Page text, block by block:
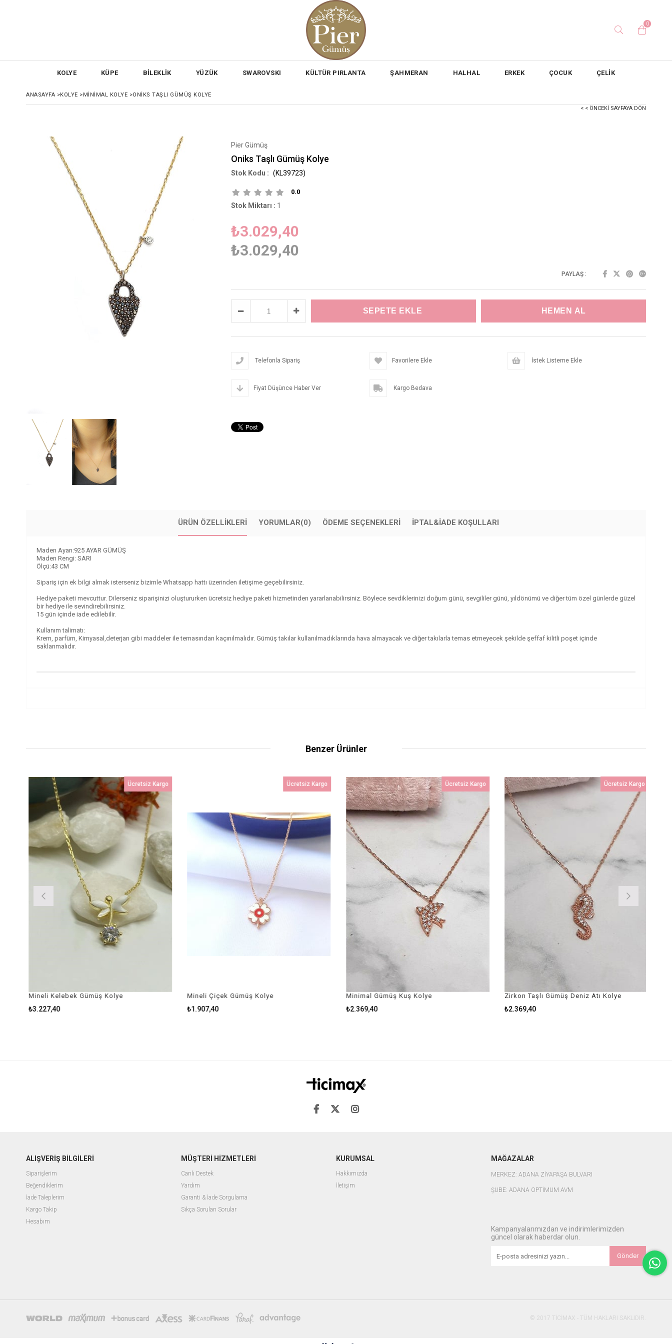
0
KOLYE KÜPE BİLEKLİK YÜZÜK SWAROVSKI KÜLTÜR PIRLANTA ŞAHMERAN HALHAL ERKEK ÇOCUK ÇELİK
ANASAYFA >KOLYE >MİNİMAL KOLYE >ONIKS TAŞLI GÜMÜŞ KOLYE
< < ÖNCEKI SAYFAYA DÖN
Pier Gümüş
Oniks Taşlı Gümüş Kolye
(KL39723)
0.0
Stok Miktarı : 1
₺3.029,40
₺3.029,40
PAYLAŞ :
Telefonla Sipariş Favorilere Ekle İstek Listeme Ekle
Fiyat Düşünce Haber Ver Kargo Bedava
ÜRÜN ÖZELLIKLERI YORUMLAR(0) ÖDEME SEÇENEKLERI İPTAL&İADE KOŞULLARI
Maden Ayarı:925 AYAR GÜMÜŞ
Maden Rengi: SARI
Ölçü:43 CM
Sipariş için ek bilgi almak isterseniz bizimle Whatsapp hattı üzerinden iletişime geçebilirsiniz.
Hediye paketi mevcuttur. Dilerseniz siparişinizi oluştururken ücretsiz hediye paketi hizmetinden yararlanabilirsiniz. Böylece sevdiklerinizi doğum günü, sevgililer günü, yıldönümü ve diğer tüm özel günlerde güzel
bir hediye ile sevindirebilirsiniz.
15 gün içinde iade edilebilir.
Kullanım talimatı:
Krem, parfüm, Kimyasal,deterjan gibi maddeler ile temasından kaçınılmalıdır. Gümüş takılar kullanılmadıklarında hava almayacak ve diğer takılarla temas etmeyecek şekilde şeffaf kilitli poşet içinde
saklanmalıdır.
Benzer Ürünler
Mineli Kelebek Gümüş Kolye
₺3.227,40
Ücretsiz Kargo
Mineli Çiçek Gümüş Kolye
₺1.907,40
Ücretsiz Kargo
Minimal Gümüş Kuş Kolye
₺2.369,40
Ücretsiz Kargo
Zirkon Taşlı Gümüş Deniz Atı Kolye
₺2.369,40
Ücretsiz Kargo
ALIŞVERİŞ BİLGİLERİ
Siparişlerim
Beğendiklerim
İade Taleplerim
Kargo Takip
Hesabım
MÜŞTERİ HİZMETLERİ
Canlı Destek
Yardım
Garanti & İade Sorgulama
Sıkça Sorulan Sorular
KURUMSAL
Hakkımızda
İletişim
MAĞAZALAR
MERKEZ: ADANA ZİYAPAŞA BULVARI
ŞUBE: ADANA OPTİMUM AVM
Kampanyalarımızdan ve indirimlerimizden
güncel olarak haberdar olun.
Gönder
© 2017 TİCİMAX - TÜM HAKLARI SAKLIDIR.